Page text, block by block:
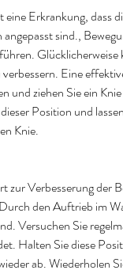
Erkrankung, dass
sind.,
Glücklicherweise
Eine
und ziehen Sie ein
Position und
Knie.
zur Verbesserung der
den Auftrieb im
Versuchen Sie
Halten Sie diese
ab. Wiederholen